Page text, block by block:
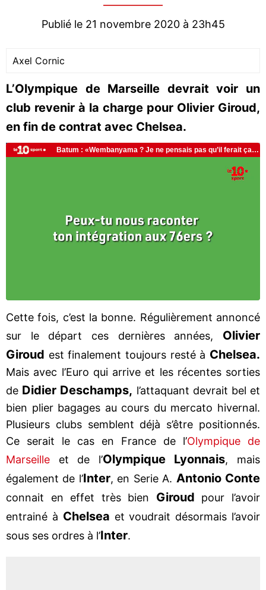
Publié le 21 novembre 2020 à 23h45
Axel Cornic
L’Olympique de Marseille devrait voir un
club revenir à la charge pour Olivier Giroud,
en fin de contrat avec Chelsea.
Cette fois, c’est la bonne. Régulièrement annoncé
sur le départ ces dernières années, Olivier
Giroud est finalement toujours resté à Chelsea.
Mais avec l’Euro qui arrive et les récentes sorties
de Didier Deschamps, l’attaquant devrait bel et
bien plier bagages au cours du mercato hivernal.
Plusieurs clubs semblent déjà s’être positionnés.
Ce serait le cas en France de l’Olympique de
Marseille et de l’Olympique Lyonnais, mais
également de l’Inter, en Serie A. Antonio Conte
connait en effet très bien Giroud pour l’avoir
entrainé à Chelsea et voudrait désormais l’avoir
sous ses ordres à l’Inter.